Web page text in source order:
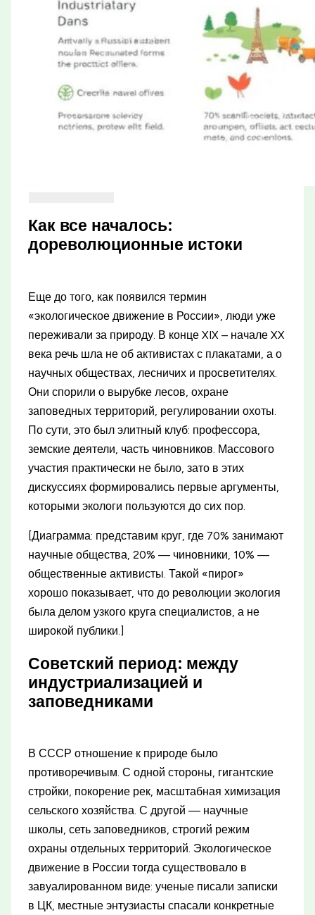
Как все началось:
дореволюционные истоки
Еще до того, как появился термин
«экологическое движение в России», люди уже
переживали за природу. В конце XIX – начале XX
века речь шла не об активистах с плакатами, а о
научных обществах, лесничих и просветителях.
Они спорили о вырубке лесов, охране
заповедных территорий, регулировании охоты.
По сути, это был элитный клуб: профессора,
земские деятели, часть чиновников. Массового
участия практически не было, зато в этих
дискуссиях формировались первые аргументы,
которыми экологи пользуются до сих пор.
[Диаграмма: представим круг, где 70% занимают
научные общества, 20% — чиновники, 10% —
общественные активисты. Такой «пирог»
хорошо показывает, что до революции экология
была делом узкого круга специалистов, а не
широкой публики.]
Советский период: между
индустриализацией и
заповедниками
В СССР отношение к природе было
противоречивым. С одной стороны, гигантские
стройки, покорение рек, масштабная химизация
сельского хозяйства. С другой — научные
школы, сеть заповедников, строгий режим
охраны отдельных территорий. Экологическое
движение в России тогда существовало в
завуалированном виде: ученые писали записки
в ЦК, местные энтузиасты спасали конкретные